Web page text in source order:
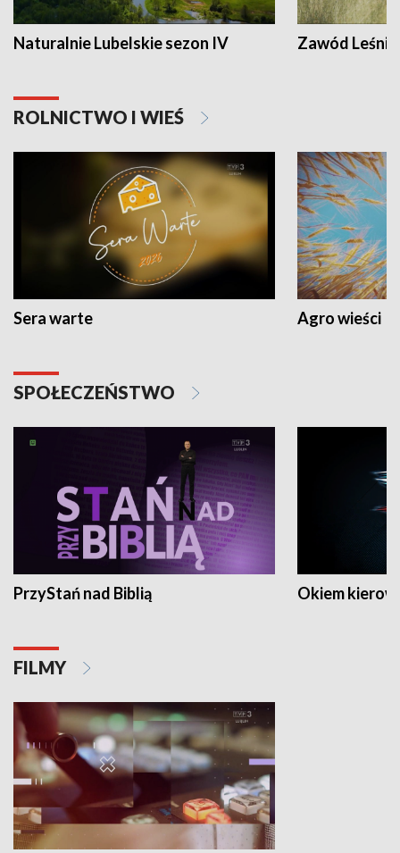
Naturalnie Lubelskie sezon IV Zawód Leśnik
ROLNICTWO I WIEŚ
Sera warte Agro wieści
SPOŁECZEŃSTWO
PrzyStań nad Biblią Okiem
FILMY